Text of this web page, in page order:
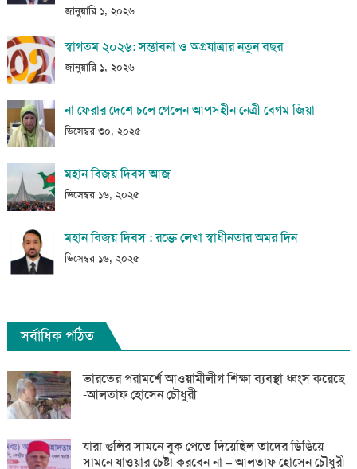
জানুয়ারি ১, ২০২৬
স্বাগতম ২০২৬: সম্ভাবনা ও অগ্রযাত্রার নতুন বছর
জানুয়ারি ১, ২০২৬
না ফেরার দেশে চলে গেলেন আপসহীন নেত্রী বেগম জিয়া
ডিসেম্বর ৩০, ২০২৫
মহান বিজয় দিবস আজ
ডিসেম্বর ১৬, ২০২৫
মহান বিজয় দিবস : রক্তে লেখা স্বাধীনতার অমর দিন
ডিসেম্বর ১৬, ২০২৫
সর্বাধিক পঠিত
ভারতের পরামর্শে আওয়ামীলীগ শিক্ষা ব্যবস্থা ধ্বংস করেছে
-আলতাফ হোসেন চৌধুরী
যারা গুলির সামনে বুক পেতে দিয়েছিল তাদের ডিঙিয়ে
সামনে যাওয়ার চেষ্টা করবেন না – আলতাফ হোসেন চৌধুরী